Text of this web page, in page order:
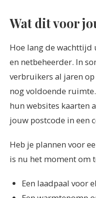
Wat dit voor
Hoe lang de wachttijd
en netbeheerder. In
verbruikers al jaren
nog voldoende
hun websites kaarten
jouw postcode in een
Heb je plannen voor
is nu het moment om
Een laadpaal voor